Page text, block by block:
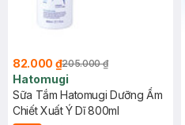
82.000 ₫205.000 ₫
Hatomugi
Sữa Tắm Hatomugi Dưỡng Ẩm
Chiết Xuất Ý Dĩ 800ml